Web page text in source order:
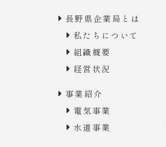
長野県企業局とは
私たちについて
組織概要
経営状況
事業紹介
電気事業
水道事業